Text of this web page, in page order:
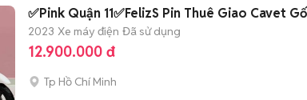
✅Pink Quận 11✅FelizS Pin Thuê Giao Cavet
2023 Xe máy điện Đã sử dụng
12.900.000 đ
Tp Hồ Chí Minh